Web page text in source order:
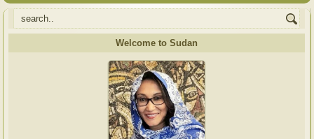
Welcome to Sudan